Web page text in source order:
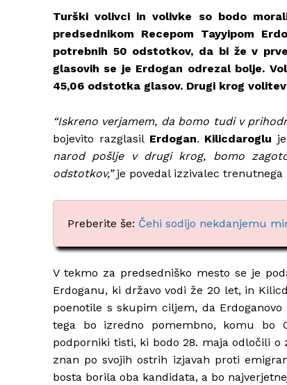
Turški volivci in volivke so bodo
predsednikom Recepom Tayyipom
potrebnih 50 odstotkov, da bi že v
glasovih se je Erdogan odrezal bolje.
45,06 odstotka glasov. Drugi krog
“Iskreno verjamem, da bomo tudi v
bojevito razglasil Erdogan. Kilicdaroglu
narod pošlje v drugi krog, bomo
odstotkov,”je povedal izzivalec trenutnega
Preberite še: Čehi sodijo nekdanjemu
V tekmo za predsedniško mesto se je
Erdoganu, ki državo vodi že 20 let, in
poenotile s skupim ciljem, da
tega bo izredno pomembno, komu bo
podporniki tisti, ki bodo 28. maja odločili o
znan po svojih ostrih izjavah proti
bosta borila oba kandidata, a bo